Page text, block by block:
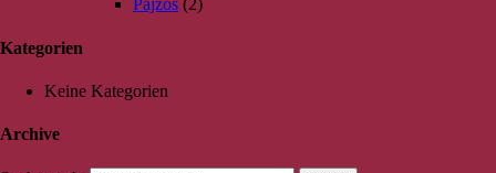
Pajzos (2)
Kategorien
Keine Kategorien
Archive